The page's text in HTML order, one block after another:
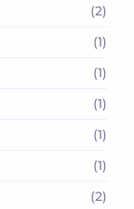
(2)
(1)
(1)
(1)
(1)
(1)
(2)